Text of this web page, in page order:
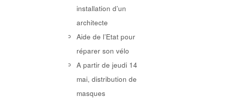
installation d’un
architecte
Aide de l’Etat pour
réparer son vélo
A partir de jeudi 14
mai, distribution de
masques